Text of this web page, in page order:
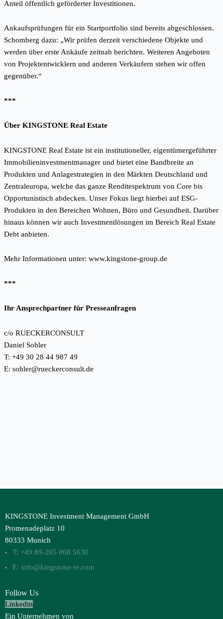
Anteil öffentlich geförderter Investitionen.
Ankaufsprüfungen für ein Startportfolio sind bereits abgeschlossen.
Schomberg dazu: „Wir prüfen derzeit verschiedene Objekte und
werden über erste Ankäufe zeitnah berichten. Weiteren Angeboten
von Projektentwicklern und anderen Verkäufern stehen wir offen
gegenüber.“
***
Über KINGSTONE Real Estate
KINGSTONE Real Estate ist ein institutioneller, eigentümergeführter
Immobilieninvestmentmanager und bietet eine Bandbreite an
Produkten und Anlagestrategien in den Märkten Deutschland und
Zentraleuropa, welche das ganze Renditespektrum von Core bis
Opportunistisch abdecken. Unser Fokus liegt hierbei auf ESG-
Produkten in den Bereichen Wohnen, Büro und Gesundheit. Darüber
hinaus können wir auch Investmentlösungen im Bereich Real Estate
Debt anbieten.
Mehr Informationen unter: www.kingstone-group.de
***
Ihr Ansprechpartner für Presseanfragen
c/o RUECKERCONSULT
Daniel Sohler
T: +49 30 28 44 987 49
E: sohler@rueckerconsult.de
KINGSTONE Investment Management GmbH
Promenadeplatz 10
80333 Munich
T: +49 89-205 008 5630
E: info@kingstone-re.com
Follow Us
Linkedin
Ein Unternehmen von